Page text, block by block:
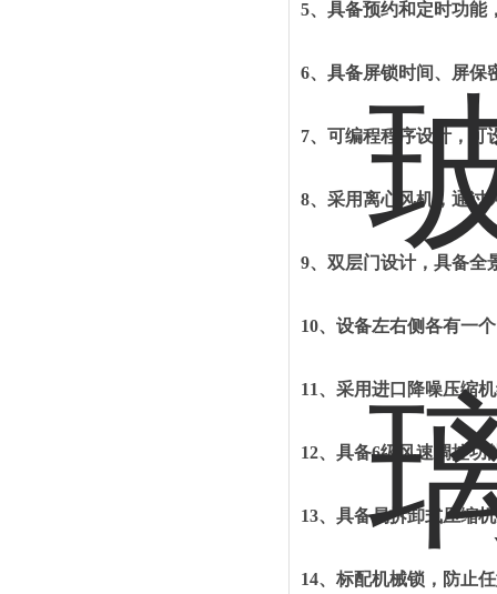
5、 具备预约和定时功能
6、 具备屏锁时间、屏保
7、 可编程程序设计，可
8、 采用离心风机，通过
9、 双层门设计，具备全
10、 设备左右侧各有一
11、 采用进口降噪压缩
12、 具备6级风速调控功
13、 具备易拆卸式压缩
14、 标配机械锁，防止